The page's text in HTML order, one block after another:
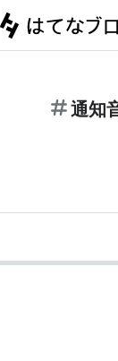
通知